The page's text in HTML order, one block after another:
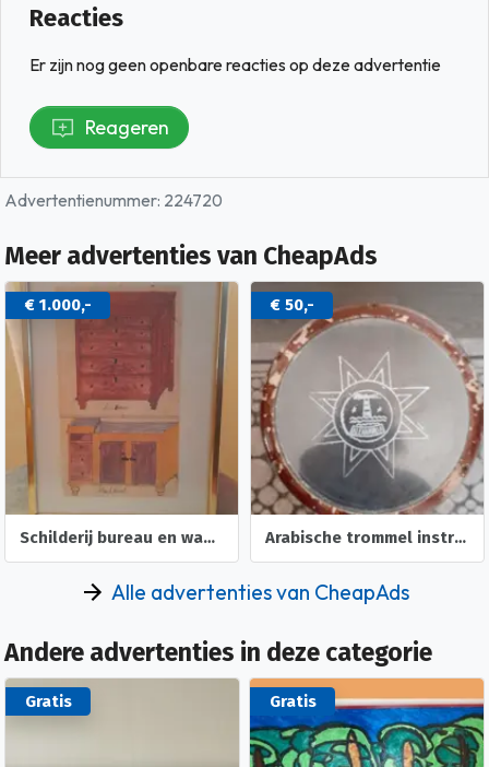
Reacties
Er zijn nog geen openbare reacties op deze advertentie
Reageren
Advertentienummer: 224720
Meer advertenties van CheapAds
€ 50,-
Arabische trommel instrument
€ 50,-
Desktop/PC scherm Dell
Alle advertenties van CheapAds
Andere advertenties in deze categorie
Gratis Gratis